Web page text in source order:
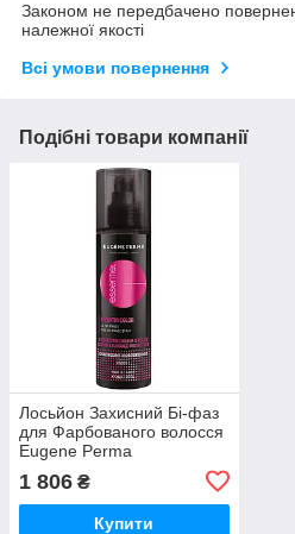
Законом не передбачено
належної якості
Всі умови повернення
Подібні товари компанії
Лосьйон Захисний Бі-фаз
для Фарбованого волосся
Eugene Perma
Essentiel Keratin Color Bi-
Phase 200 мл
1 806 ₴
Купити